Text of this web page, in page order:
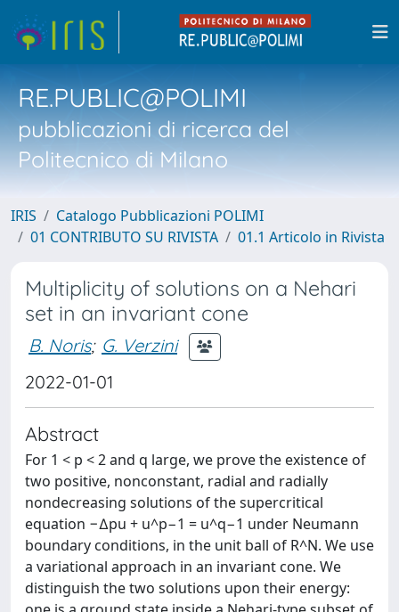
RE.PUBLIC@POLIMI
pubblicazioni di ricerca del
Politecnico di Milano
IRIS
Catalogo Pubblicazioni POLIMI
01 CONTRIBUTO SU RIVISTA
01.1 Articolo in Rivista
Multiplicity of solutions on a Nehari
set in an invariant cone
B. Noris; G. Verzini
2022-01-01
Abstract
For 1 < p < 2 and q large, we prove the existence of
two positive, nonconstant, radial and radially
nondecreasing solutions of the supercritical
equation −∆pu + u^p−1 = u^q−1 under Neumann
boundary conditions, in the unit ball of R^N. We use
a variational approach in an invariant cone. We
distinguish the two solutions upon their energy: